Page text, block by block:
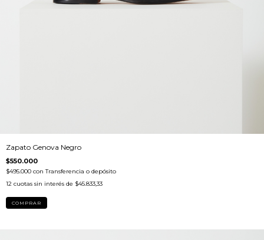
Zapato Genova Negro
$550.000
$495.000 con Transferencia o depósito
12 cuotas sin interés de $45.833,33
COMPRAR